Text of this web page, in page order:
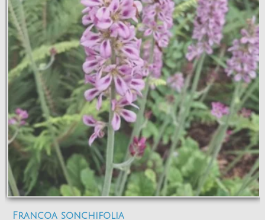
Francoa sonchifolia